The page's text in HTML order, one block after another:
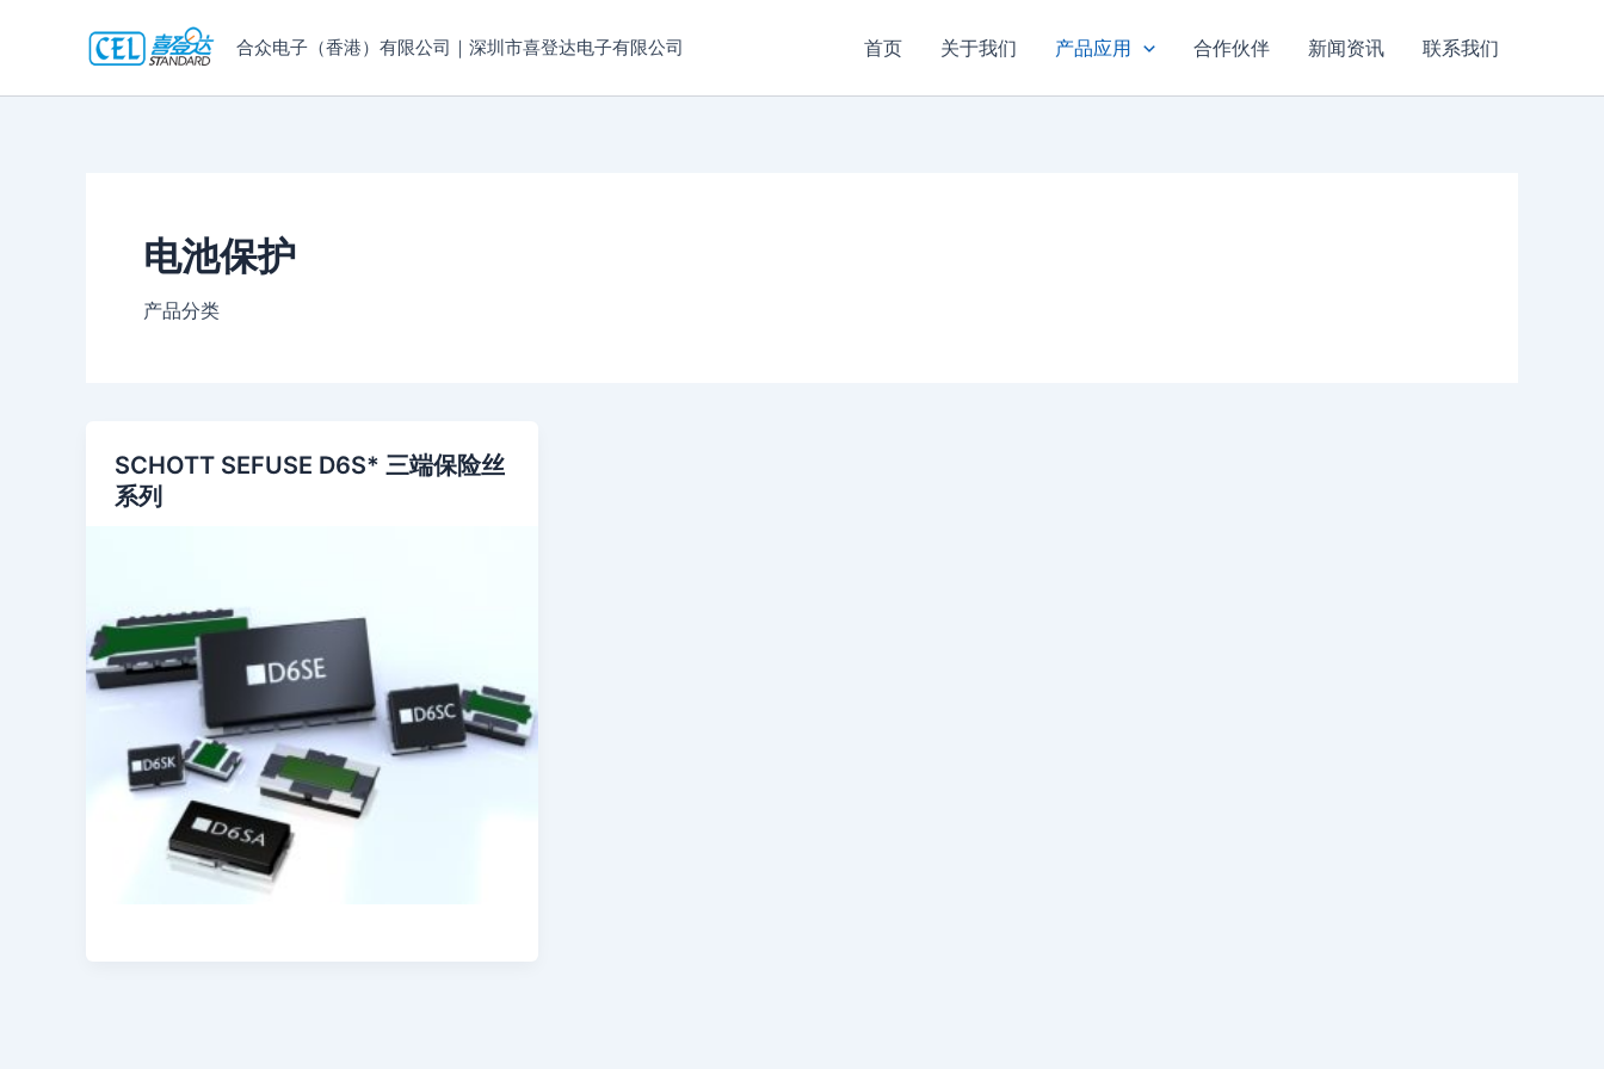
合众电子（香港）有限公司｜深圳市喜登达电子有限公司 首页 关于我们 产品应用 合作伙伴 新闻资讯 联系我们
电池保护
产品分类
SCHOTT SEFUSE D6S* 三端保险丝
系列